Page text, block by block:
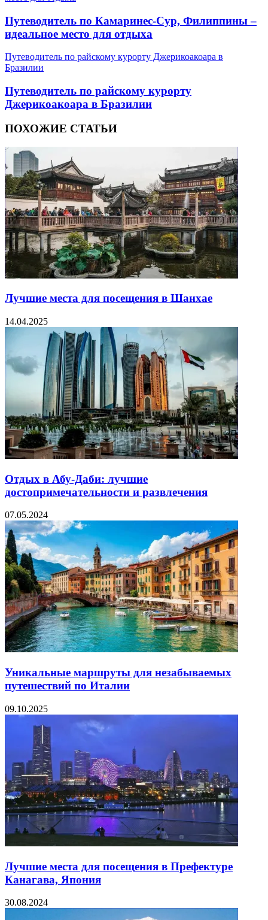
Путеводитель по Камаринес-Сур, Филиппины –
идеальное место для отдыха
Путеводитель по райскому курорту Джерикоакоара в
Бразилии
Путеводитель по райскому курорту
Джерикоакоара в Бразилии
ПОХОЖИЕ СТАТЬИ
Лучшие места для посещения в Шанхае
14.04.2025
Отдых в Абу-Даби: лучшие
достопримечательности и развлечения
07.05.2024
Уникальные маршруты для незабываемых
путешествий по Италии
09.10.2025
Лучшие места для посещения в Префектуре
Канагава, Япония
30.08.2024